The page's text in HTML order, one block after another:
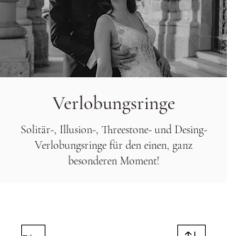
Verlobungsringe
Solitär-, Illusion-, Threestone- und Desing-
Verlobungsringe für den einen, ganz
besonderen Moment!